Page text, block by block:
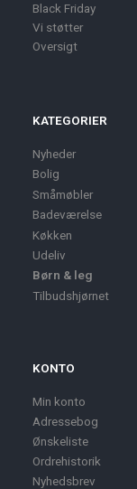
Black Friday
Vi støtter
Oversigt
KATEGORIER
Nyheder
Bolig
Småmøbler
Badeværelse
Køkken
Udeliv
Børn & leg
Tilbudshjørnet
KONTO
Min konto
Adressebog
Ønskeliste
Ordrehistorik
Nyhedsbrev